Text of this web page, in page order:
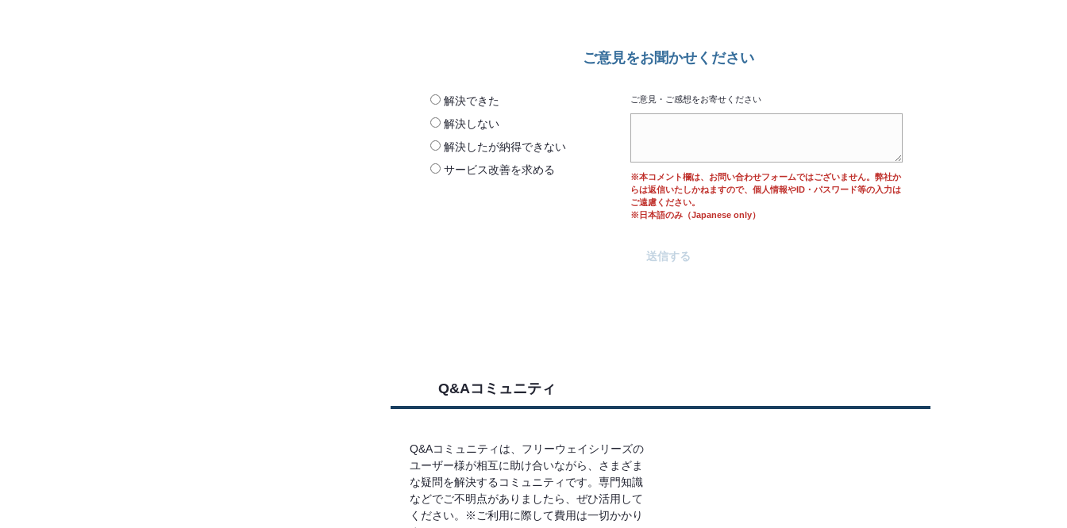
ご意見をお聞かせください
解決できた
解決しない
解決したが納得できない
サービス改善を求める
ご意見・ご感想をお寄せください
※本コメント欄は、お問い合わせフォームではございません。弊社か
らは返信いたしかねますので、個人情報やID・パスワード等の入力は
ご遠慮ください。
※日本語のみ（Japanese only）
Q&Aコミュニティ
Q&Aコミュニティは、フリーウェイシリーズの
ユーザー様が相互に助け合いながら、さまざま
な疑問を解決するコミュニティです。専門知識
などでご不明点がありましたら、ぜひ活用して
ください。※ご利用に際して費用は一切かかり